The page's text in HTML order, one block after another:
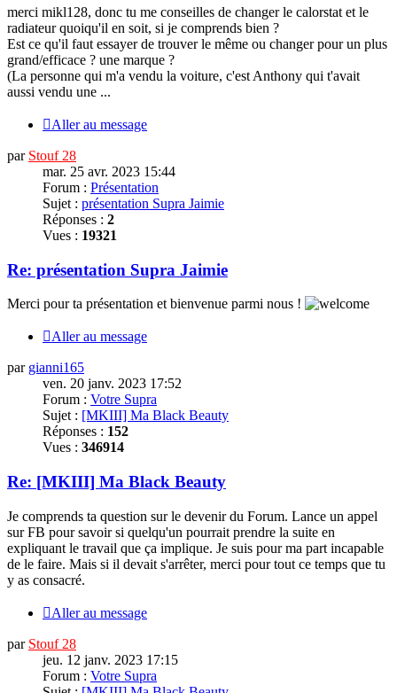
merci mikl128, donc tu me conseilles de changer le calorstat et le
radiateur quoiqu'il en soit, si je comprends bien ?
Est ce qu'il faut essayer de trouver le même ou changer pour un plus
grand/efficace ? une marque ?
(La personne qui m'a vendu la voiture, c'est Anthony qui t'avait
aussi vendu une ...
Aller au message
par Stouf 28
mar. 25 avr. 2023 15:44
Forum : Présentation
Sujet : présentation Supra Jaimie
Réponses : 2
Vues : 19321
Re: présentation Supra Jaimie
Merci pour ta présentation et bienvenue parmi nous !
Aller au message
par gianni165
ven. 20 janv. 2023 17:52
Forum : Votre Supra
Sujet : [MKIII] Ma Black Beauty
Réponses : 152
Vues : 346914
Re: [MKIII] Ma Black Beauty
Je comprends ta question sur le devenir du Forum. Lance un appel
sur FB pour savoir si quelqu'un pourrait prendre la suite en
expliquant le travail que ça implique. Je suis pour ma part incapable
de le faire. Mais si il devait s'arrêter, merci pour tout ce temps que tu
y as consacré.
Aller au message
par Stouf 28
jeu. 12 janv. 2023 17:15
Forum : Votre Supra